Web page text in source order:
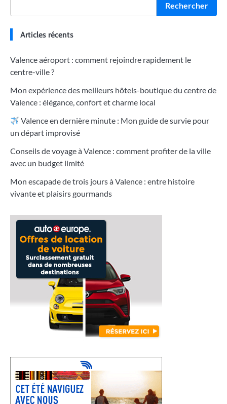
Rechercher
Articles récents
Valence aéroport : comment rejoindre rapidement le
centre-ville ?
Mon expérience des meilleurs hôtels-boutique du centre de
Valence : élégance, confort et charme local
Valence en dernière minute : Mon guide de survie pour
un départ improvisé
Conseils de voyage à Valence : comment profiter de la ville
avec un budget limité
Mon escapade de trois jours à Valence : entre histoire
vivante et plaisirs gourmands